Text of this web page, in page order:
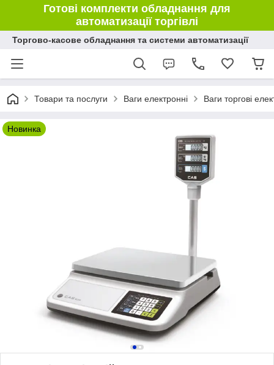
Готові комплекти обладнання для
автоматизації торгівлі
Торгово-касове обладнання та системи автоматизації
Товари та послуги Ваги електронні Ваги торгові
Новинка